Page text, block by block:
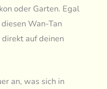
oder Garten. Egal
Wan-Tan
auf deinen
an, was sich in